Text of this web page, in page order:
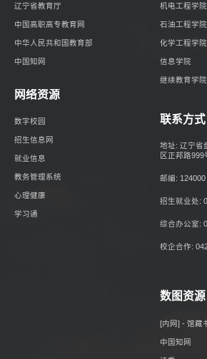
辽宁省教育厅
中国高职高专教育网
中华人民共和国教育部
中国知网
机电工程学院
石油工程学院
化学工程学院
信息学院
继续教育学院
网络资源
数字校园
招生信息网
就业信息
教务管理系统
心理健康
学习通
联系方式
地址: 辽宁省
区正邦路999
邮编: 124000
招生就业处:
综合办公室:
校企合作:
数图资源
[内网] - 馆藏
中国知网